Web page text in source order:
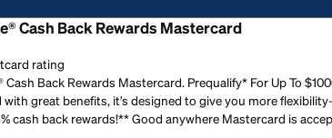
Best for:People who want an unsecured card
Aspire® Cash Back Rewards Mastercard